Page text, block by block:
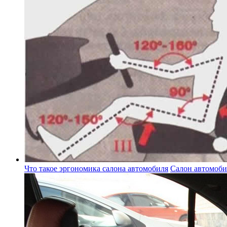
Что такое эргономика салона автомобиля Салон